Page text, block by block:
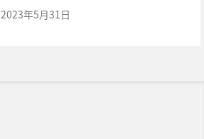
2023年5月31日